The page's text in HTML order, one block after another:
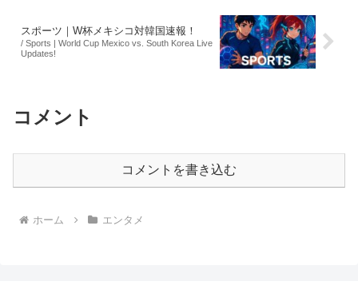
スポーツ｜W杯メキシコ対韓国速報！
/ Sports | World Cup Mexico vs. South Korea Live
Updates!
コメント
コメントを書き込む
ホーム エンタメ